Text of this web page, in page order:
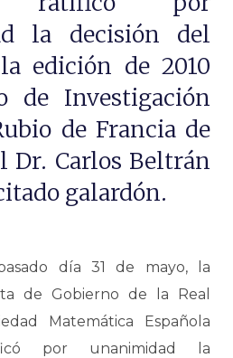
la decisión del
edición de 2010
de Investigación
de Francia de
Dr. Carlos Beltrán
galardón.
día 31 de mayo, la
de Gobierno de la Real
Matemática Española
por unanimidad la